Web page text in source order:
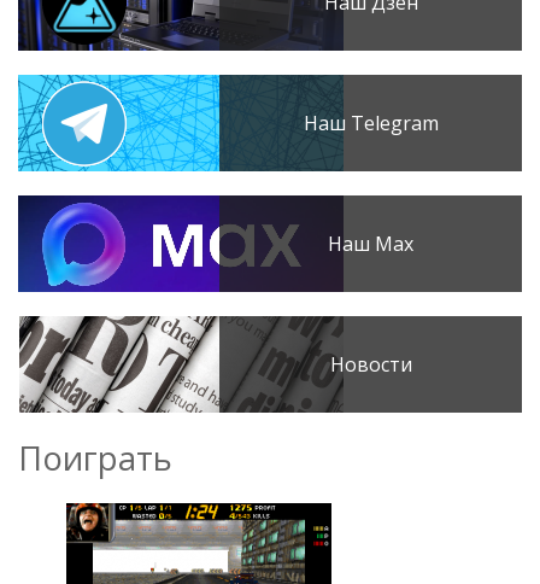
Наш Telegram
Наш Max
Новости
Поиграть